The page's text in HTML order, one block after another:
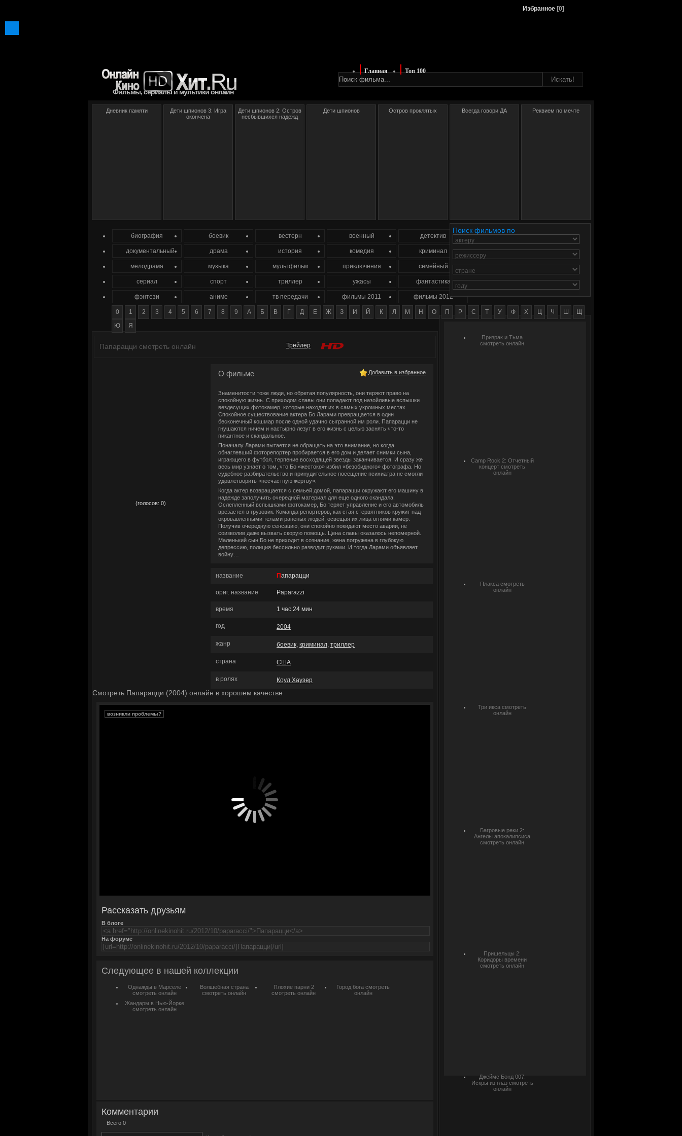
Фильмы, сериалы и мультики онлайн
Главная Топ 100
Папарацци смотреть онлайн
Добавить в избранное
О фильме
Знаменитости тоже люди, но обретая популярность, они теряют право на
спокойную жизнь. С приходом славы они попадают под назойливые вспышки
вездесущих фотокамер, которые находят их в самых укромных местах.
Спокойное существование актера Бо Ларами превращается в один
бесконечный кошмар после одной удачно сыгранной им роли. Папарацци не
гнушаются ничем и настырно лезут в его жизнь с целью заснять что-то
пикантное и скандальное.
Поначалу Ларами пытается не обращать на это внимание, но когда
обнаглевший фоторепортер пробирается в его дом и делает снимки сына,
играющего в футбол, терпение восходящей звезды заканчивается. И сразу же
весь мир узнает о том, что Бо «жестоко» избил «безобидного» фотографа. Но
судебное разбирательство и принудительное посещение психиатра не смогли
удовлетворить «несчастную жертву».
Когда актер возвращается с семьей домой, папарацци окружают его машину в
надежде заполучить очередной материал для еще одного скандала.
Ослепленный вспышками фотокамер, Бо теряет управление и его автомобиль
врезается в грузовик. Команда репортеров, как стая стервятников кружит над
окровавленными телами раненых людей, освещая их лица огнями камер.
Получив очередную сенсацию, они спокойно покидают место аварии, не
соизволив даже вызвать скорую помощь. Цена славы оказалось непомерной.
Маленький сын Бо не приходит в сознание, жена погружена в глубокую
депрессию, полиция бессильно разводит руками. И тогда Ларами объявляет
войну…
название Папарацци
ориг. название Paparazzi
время 1 час 24 мин
год 2004
жанр боевик, криминал, триллер
страна США
в ролях Коул Хаузер
(голосов: 0)
Трейлер
Смотреть Папарацци (2004) онлайн в хорошем качестве
возникли проблемы?
Рассказать друзьям
В блоге
На форуме
Следующее в нашей коллекции
Однажды в Марселе
смотреть онлайн
Волшебная страна
смотреть онлайн
Плохие парни 2
смотреть онлайн
Город бога смотреть
онлайн
Жандарм в Нью-Йорке
смотреть онлайн
Комментарии
Всего 0
Призрак и Тьма
смотреть онлайн
Camp Rock 2: Отчетный
концерт смотреть
онлайн
Плакса смотреть
онлайн
Три икса смотреть
онлайн
Багровые реки 2:
Ангелы апокалипсиса
смотреть онлайн
Пришельцы 2:
Коридоры времени
смотреть онлайн
Джеймс Бонд 007:
Искры из глаз смотреть
онлайн
биография боевик вестерн военный детектив
документальный драма история комедия криминал
мелодрама музыка мультфильм приключения семейный
сериал спорт триллер ужасы фантастика
фэнтези аниме тв передачи фильмы 2011 фильмы 2012
0 1 2 3 4 5 6 7 8 9 А Б В Г Д Е Ж З И Й К Л М Н О П Р С Т У Ф Х Ц Ч Ш
Щ
Ю
Я
Поиск фильмов по
актеру
режиссеру
стране
году
Дневник памяти
Дети шпионов 3: Игра
окончена
Дети шпионов 2: Остров
несбывшихся надежд
Дети шпионов Остров проклятых Всегда говори ДА Реквием по мечте
Избранное [0]